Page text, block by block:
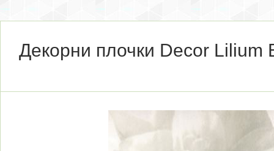
Декорни плочки Decor Lilium